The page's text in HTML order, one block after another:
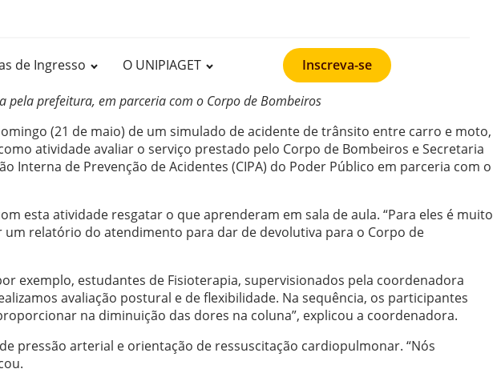
de Ingresso O UNIPIAGET Inscreva-se
pela prefeitura, em parceria com o Corpo de Bombeiros
(21 de maio) de um simulado de acidente de trânsito entre carro e moto,
atividade avaliar o serviço prestado pelo Corpo de Bombeiros e Secretaria
Interna de Prevenção de Acidentes (CIPA) do Poder Público em parceria com o
esta atividade resgatar o que aprenderam em sala de aula. “Para eles é muito
relatório do atendimento para dar de devolutiva para o Corpo de
exemplo, estudantes de Fisioterapia, supervisionados pela coordenadora
avaliação postural e de flexibilidade. Na sequência, os participantes
na diminuição das dores na coluna”, explicou a coordenadora.
pressão arterial e orientação de ressuscitação cardiopulmonar. “Nós